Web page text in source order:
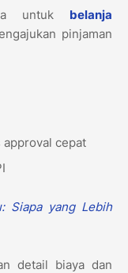
untuk belanja
pinjaman
approval cepat
Siapa yang Lebih
detail biaya dan